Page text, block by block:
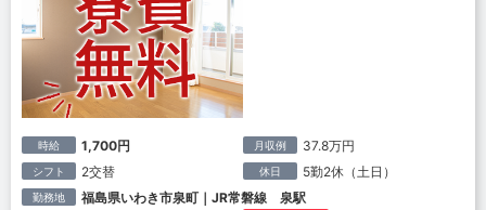
時給 1,700円 月収例 37.8万円
シフト 2交替 休日 5勤2休（土日）
勤務地 福島県いわき市泉町｜JR常磐線 泉駅